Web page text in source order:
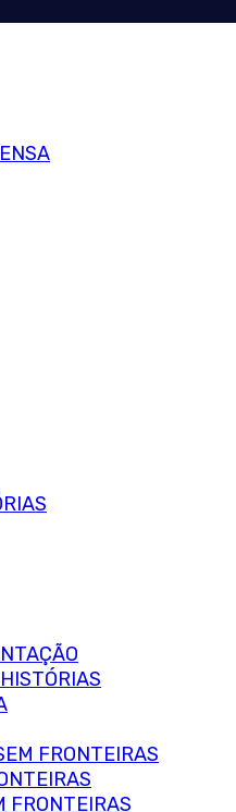
FRONTEIRAS
FRONTEIRAS